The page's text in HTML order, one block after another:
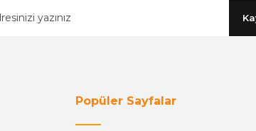
Popüler Sayfalar